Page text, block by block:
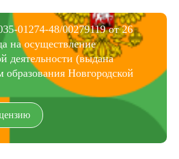
01274-48/00279119 от 26
на осуществление
деятельности (выдана
Новгородской